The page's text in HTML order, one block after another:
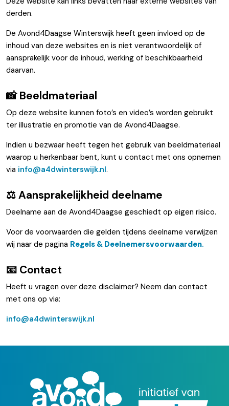
derden.
De Avond4Daagse Winterswijk heeft geen invloed op de
inhoud van deze websites en is niet verantwoordelijk of
aansprakelijk voor de inhoud, werking of beschikbaarheid
daarvan.
📸 Beeldmateriaal
Op deze website kunnen foto’s en video’s worden gebruikt
ter illustratie en promotie van de Avond4Daagse.
Indien u bezwaar heeft tegen het gebruik van beeldmateriaal
waarop u herkenbaar bent, kunt u contact met ons opnemen
via info@a4dwinterswijk.nl.
⚖️ Aansprakelijkheid deelname
Deelname aan de Avond4Daagse geschiedt op eigen risico.
Voor de voorwaarden die gelden tijdens deelname verwijzen
wij naar de pagina Regels & Deelnemersvoorwaarden.
📧 Contact
Heeft u vragen over deze disclaimer? Neem dan contact
met ons op via:
info@a4dwinterswijk.nl